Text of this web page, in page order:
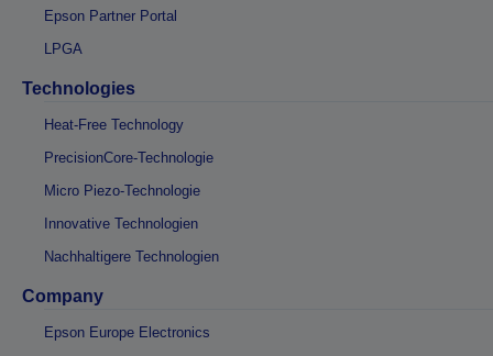
Epson Partner Portal
LPGA
Technologies
Heat-Free Technology
PrecisionCore-Technologie
Micro Piezo-Technologie
Innovative Technologien
Nachhaltigere Technologien
Company
Epson Europe Electronics